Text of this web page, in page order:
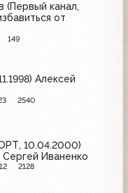
(Первый канал,
от
149
Алексей
2540
10.04.2000)
Иваненко
2128